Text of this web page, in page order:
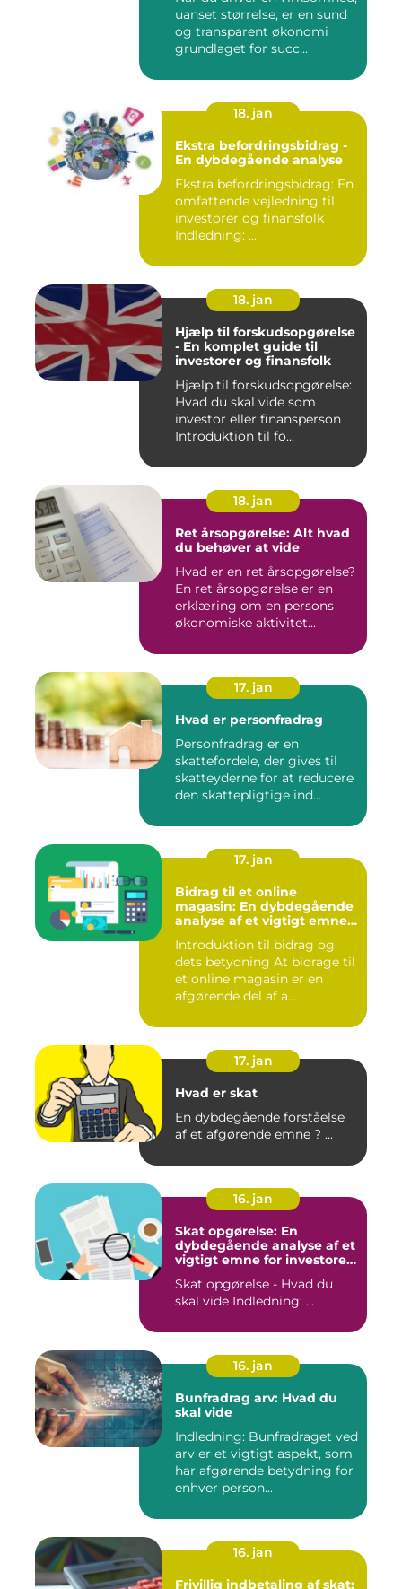
uanset størrelse, er en sund
og transparent økonomi
grundlaget for succ...
18. jan
Ekstra befordringsbidrag -
En dybdegående analyse
Ekstra befordringsbidrag: En
omfattende vejledning til
investorer og finansfolk
Indledning: ...
18. jan
Hjælp til forskudsopgørelse
- En komplet guide til
investorer og finansfolk
Hjælp til forskudsopgørelse:
Hvad du skal vide som
investor eller finansperson
Introduktion til fo...
18. jan
Ret årsopgørelse: Alt hvad
du behøver at vide
Hvad er en ret årsopgørelse?
En ret årsopgørelse er en
erklæring om en persons
økonomiske aktivitet...
17. jan
Hvad er personfradrag
Personfradrag er en
skattefordele, der gives til
skatteyderne for at reducere
den skattepligtige ind...
17. jan
Bidrag til et online
magasin: En dybdegående
analyse af et vigtigt emne
Introduktion til bidrag og
dets betydning At bidrage til
et online magasin er en
afgørende del af a...
17. jan
Hvad er skat
En dybdegående forståelse
af et afgørende emne ? ...
16. jan
Skat opgørelse: En
dybdegående analyse af et
vigtigt emne for investorer
Skat opgørelse - Hvad du
skal vide Indledning: ...
16. jan
Bunfradrag arv: Hvad du
skal vide
Indledning: Bunfradraget ved
arv er et vigtigt aspekt, som
har afgørende betydning for
enhver person...
16. jan
Frivillig indbetaling af skat: